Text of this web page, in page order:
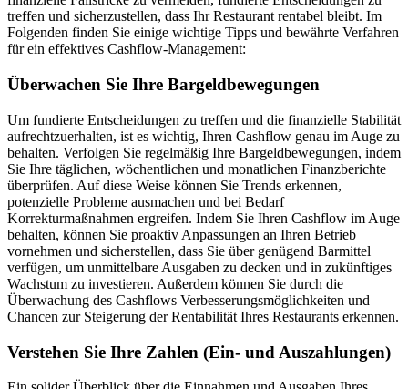
treffen und sicherzustellen, dass Ihr Restaurant rentabel bleibt. Im
Folgenden finden Sie einige wichtige Tipps und bewährte Verfahren
für ein effektives Cashflow-Management:
Überwachen Sie Ihre Bargeldbewegungen
Um fundierte Entscheidungen zu treffen und die finanzielle Stabilität
aufrechtzuerhalten, ist es wichtig, Ihren Cashflow genau im Auge zu
behalten. Verfolgen Sie regelmäßig Ihre Bargeldbewegungen, indem
Sie Ihre täglichen, wöchentlichen und monatlichen Finanzberichte
überprüfen. Auf diese Weise können Sie Trends erkennen,
potenzielle Probleme ausmachen und bei Bedarf
Korrekturmaßnahmen ergreifen. Indem Sie Ihren Cashflow im Auge
behalten, können Sie proaktiv Anpassungen an Ihren Betrieb
vornehmen und sicherstellen, dass Sie über genügend Barmittel
verfügen, um unmittelbare Ausgaben zu decken und in zukünftiges
Wachstum zu investieren. Außerdem können Sie durch die
Überwachung des Cashflows Verbesserungsmöglichkeiten und
Chancen zur Steigerung der Rentabilität Ihres Restaurants erkennen.
Verstehen Sie Ihre Zahlen (Ein- und Auszahlungen)